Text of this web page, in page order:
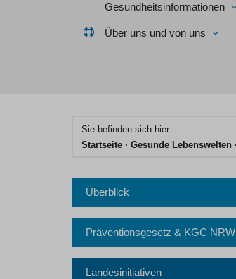
Gesundheitsinformationen
Über uns und von uns
Sie befinden sich hier:
Startseite
Gesunde Lebenswelten
Überblick
Präventionsgesetz & KGC NRW
Landesinitiativen